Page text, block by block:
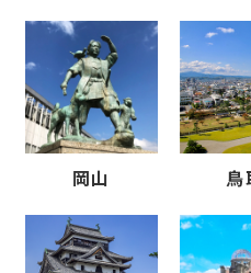
岡山 鳥